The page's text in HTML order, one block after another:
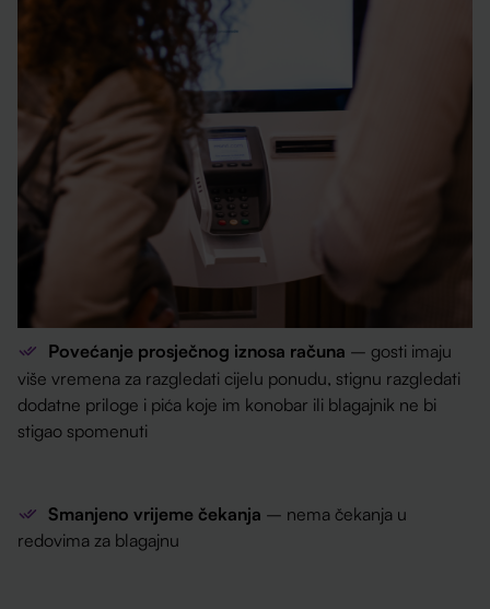
Povećanje prosječnog iznosa računa – gosti imaju
više vremena za razgledati cijelu ponudu, stignu razgledati
dodatne priloge i pića koje im konobar ili blagajnik ne bi
stigao spomenuti
Smanjeno vrijeme čekanja – nema čekanja u
redovima za blagajnu